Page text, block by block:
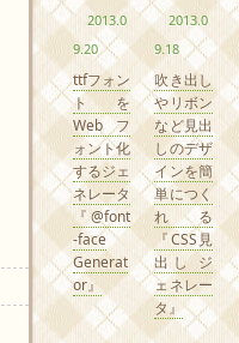
きを読む
2013.0
9.20
ttfフォン
トを
Webフ
ォント化
するジェ
ネレータ
『@font
-face
Generat
or』
2013.0
9.18
吹き出し
やリボン
など見出
しのデザ
インを簡
単につく
れる
『CSS見
出し ジ
ェネレー
タ』